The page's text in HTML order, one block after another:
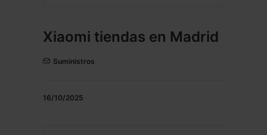
Xiaomi tiendas en Madrid
Suministros
16/10/2025